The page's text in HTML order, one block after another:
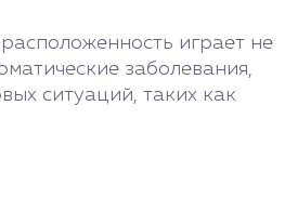
играет не
заболевания,
ситуаций, таких как